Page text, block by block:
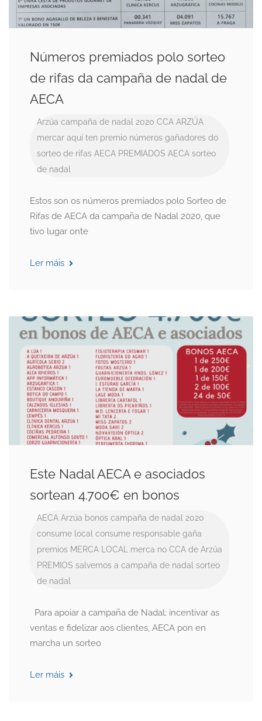
Números premiados polo sorteo
de rifas da campaña de nadal de
AECA
Arzúa campaña de nadal 2020 CCA ARZÚA
mercar aquí ten premio números gañadores do
sorteo de rifas AECA PREMIADOS AECA sorteo
de nadal
Estos son os números premiados polo Sorteo de
Rifas de AECA da campaña de Nadal 2020, que
tivo lugar onte
Ler máis
Este Nadal AECA e asociados
sortean 4.700€ en bonos
AECA Arzúa bonos campaña de nadal 2020
consume local consume responsable gaña
premios MERCA LOCAL
merca no CCA de Arzúa
PREMIOS salvemos a campaña de nadal sorteo
de nadal
Para apoiar a campaña de Nadal; incentivar as
ventas e fidelizar aos clientes, AECA pon en
marcha un sorteo
Ler máis